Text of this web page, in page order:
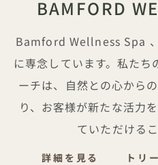
BAMFORD
Bamford Wellness Spa
に専念しています。私た
ーチは、自然との心から
り、お客様が新たな活力
ていただける
詳細を見る トリ